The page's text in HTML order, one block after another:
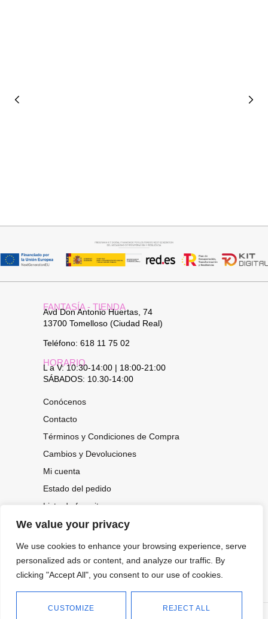
We value your privacy
We use cookies to enhance your browsing experience, serve
personalized ads or content, and analyze our traffic. By
clicking "Accept All", you consent to our use of cookies.
CUSTOMIZE REJECT ALL
FANTASÍA - TIENDA
Avd Don Antonio Huertas, 74
13700 Tomelloso (Ciudad Real)
Teléfono: 618 11 75 02
HORARIO
L a V: 10:30-14:00 | 18:00-21:00
SÁBADOS: 10.30-14:00
Conócenos
Contacto
Términos y Condiciones de Compra
Cambios y Devoluciones
Mi cuenta
Estado del pedido
Lista de favoritos
CONOCE NUESTRAS NOVEDADES,
OFERTAS...